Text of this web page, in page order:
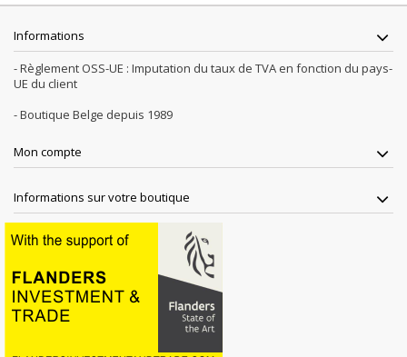
Informations
- Règlement OSS-UE : Imputation du taux de TVA en fonction du pays-
UE du client
- Boutique Belge depuis 1989
Mon compte
Informations sur votre boutique